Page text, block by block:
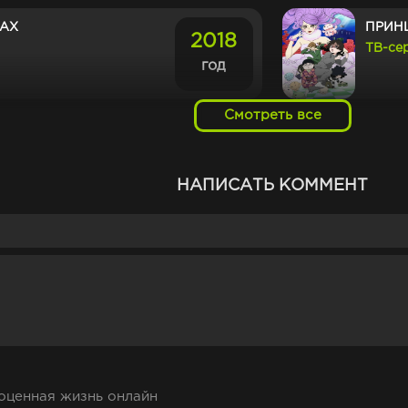
2018
год
ТВ-
МОЙ
Смотреть все
НАПИСАТЬ КОММЕНТ
жизнь онлайн